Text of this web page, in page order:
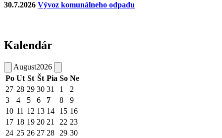
30.7.2026 Vývoz komunálneho odpadu
Kalendár
August2026
Po Ut St Št Pia So Ne
27 28 29 30 31 1
2
3
4 5 6 7 8
9
10 11 12 13 14 15 16
17 18 19 20 21 22 23
24 25 26 27 28 29 30